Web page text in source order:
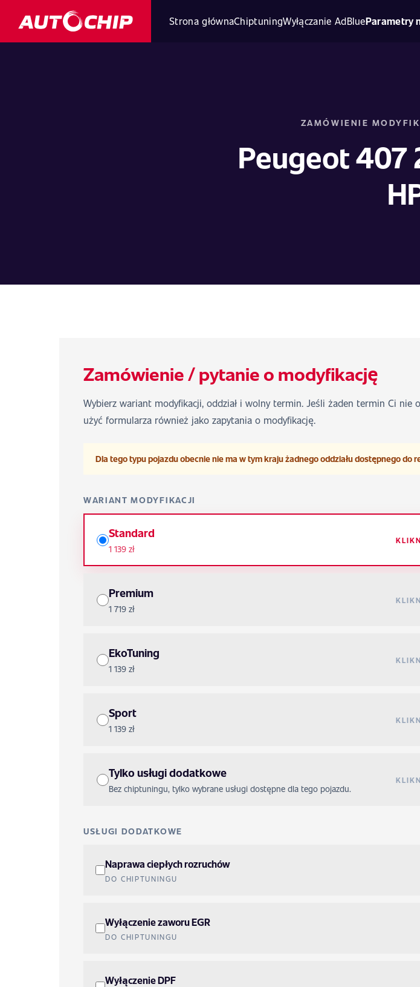
Strona głównaChiptuningWyłączanie AdBlueParametry
ZAMÓWIENIE
Peugeot 407
Zamówienie / pytanie o modyfikację
Wybierz wariant modyfikacji, oddział i wolny termin. Jeśli żaden termin Ci nie
użyć formularza również jako zapytania o modyfikację.
Dla tego typu pojazdu obecnie nie ma w tym kraju żadnego oddziału dostępnego do
WARIANT MODYFIKACJI
Standard
1 139 zł
Premium
1 719 zł
EkoTuning
1 139 zł
Sport
1 139 zł
Tylko usługi dodatkowe
Bez chiptuningu, tylko wybrane usługi dostępne dla tego pojazdu.
USŁUGI DODATKOWE
Naprawa ciepłych rozruchów
DO CHIPTUNINGU
Wyłączenie zaworu EGR
DO CHIPTUNINGU
Wyłączenie DPF